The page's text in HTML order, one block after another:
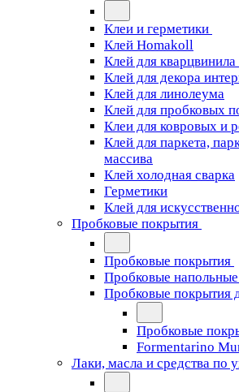
Клеи и герметики
Клей Homakoll
Клей для
Клей для декора
Клей для линолеума
Клей для пробковых
Клеи для ковровых и
Клей для паркета,
массива
Клей холодная сварка
Герметики
Клей для
Пробковые покрытия
Пробковые покрытия
Пробковые
Пробковые покрытия
Пробковые
Formentarino
Лаки, масла и средства по